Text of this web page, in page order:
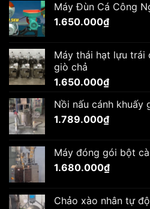
là:
Máy Đùn Cá Công
1.650.000₫
Máy thái hạt lựu trái
giò chả
1.650.000₫
Nồi nấu cánh khuấy
1.789.000₫
Máy đóng gói bột
1.680.000₫
Chảo xào nhân tự